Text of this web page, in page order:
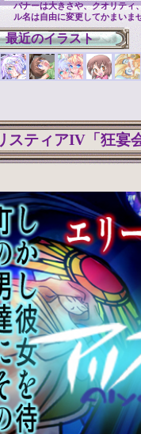
バナーは大きさや、クオリティ
ル名は自由に変更してかまいま
最近のイラスト
の予定
スティアIV「狂宴